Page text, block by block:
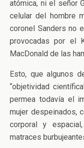
atómica, ni el señor
celular del hombre
coronel Sanders no
provocadas por el
MacDonald de las
Esto, que algunos
“objetividad
permea todavía el
mujer despeinados,
corporal y
matraces